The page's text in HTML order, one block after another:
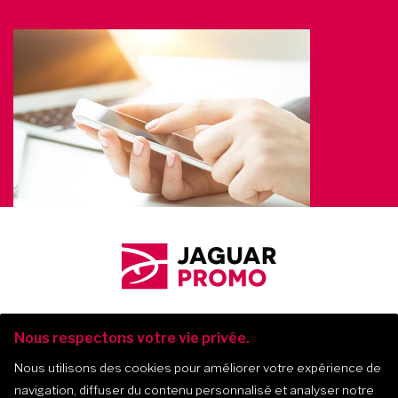
Nous respectons votre vie privée.
Nous utilisons des cookies pour améliorer votre expérience de
navigation, diffuser du contenu personnalisé et analyser notre